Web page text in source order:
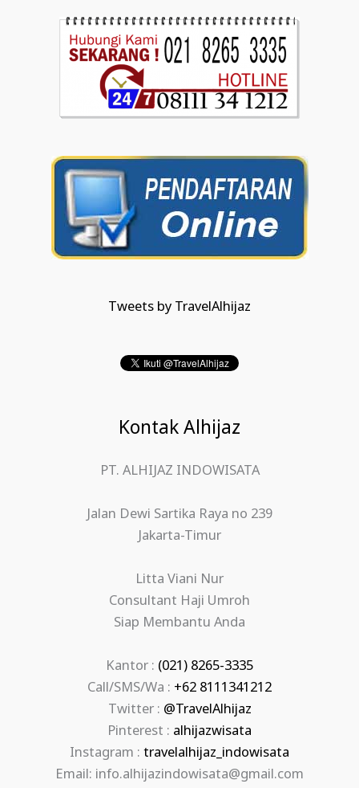
Tweets by TravelAlhijaz
Kontak Alhijaz
PT. ALHIJAZ INDOWISATA
Jalan Dewi Sartika Raya no 239
Jakarta-Timur
Litta Viani Nur
Consultant Haji Umroh
Siap Membantu Anda
Kantor : (021) 8265-3335
Call/SMS/Wa : +62 8111341212
Twitter : @TravelAlhijaz
Pinterest : alhijazwisata
Instagram : travelalhijaz_indowisata
Email: info.alhijazindowisata@gmail.com